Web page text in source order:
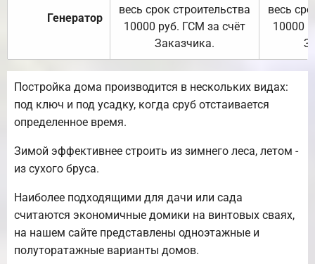
Генератор
весь срок строительства
10000 руб. ГСМ за счёт
Заказчика.
весь
10000
Постройка дома производится в нескольких видах:
под ключ и под усадку, когда сруб отстаивается
определенное время.
Зимой эффективнее строить из зимнего леса, летом -
из сухого бруса.
Наиболее подходящими для дачи или сада
считаются экономичные домики на винтовых сваях,
на нашем сайте представлены одноэтажные и
полуторатажные варианты домов.